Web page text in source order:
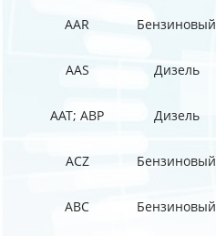
AAR Бензиновый
AAS Дизель
AAT; ABP Дизель
ACZ Бензиновый
ABC Бензиновый